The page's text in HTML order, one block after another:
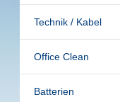
Technik / Kabel
Office Clean
Batterien